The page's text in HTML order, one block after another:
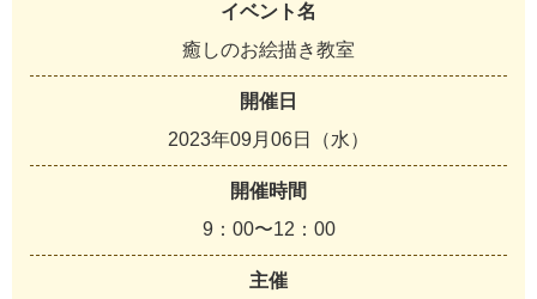
イベント名
癒しのお絵描き教室
開催日
2023年09月06日（水）
開催時間
9：00〜12：00
主催